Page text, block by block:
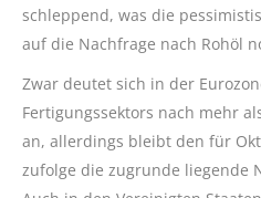
schleppend, was die
auf die Nachfrage nach Rohöl
Zwar deutet sich in der
Fertigungssektors nach mehr
an, allerdings bleibt den für
zufolge die zugrunde liegende